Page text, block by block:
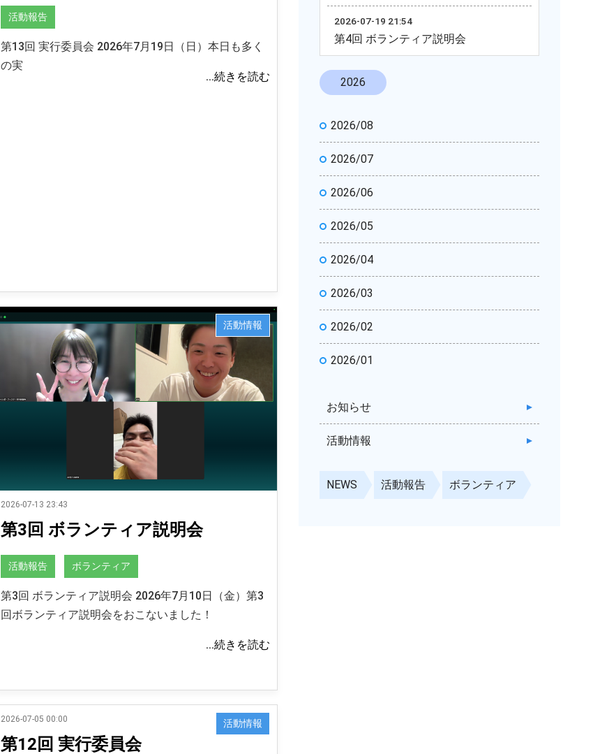
活動報告
第13回 実行委員会 2026年7月19日（日）本日も多く
の実
...続きを読む
2026-07-13 23:43
第3回 ボランティア説明会
活動情報
活動報告 ボランティア
第3回 ボランティア説明会 2026年7月10日（金）第3
回ボランティア説明会をおこないました！
...続きを読む
2026-07-05 00:00
第12回 実行委員会
活動情報
2026-07-19 21:54
第4回 ボランティア説明会
2026
2026/08
2026/07
2026/06
2026/05
2026/04
2026/03
2026/02
2026/01
お知らせ
活動情報
NEWS 活動報告 ボランティア